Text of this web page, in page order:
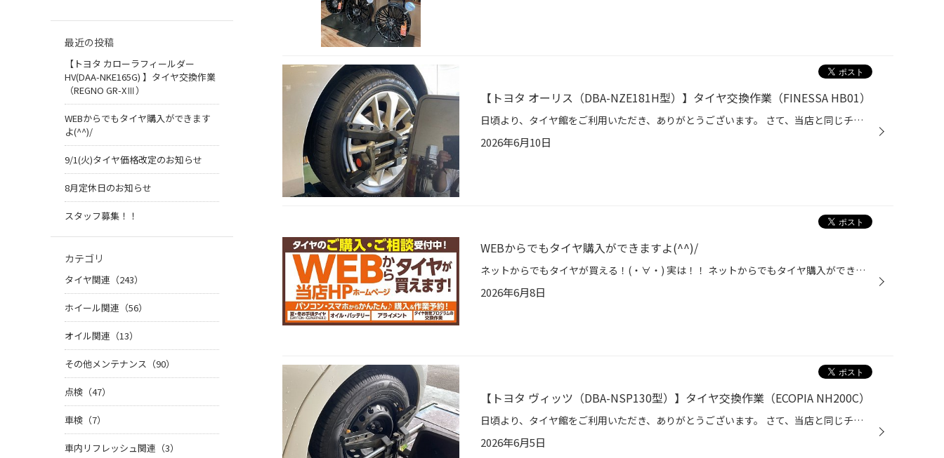
【トヨタ オーリス（DBA-NZE181H型）】タイヤ交換作業（FINESSA HB01）
日頃より、タイヤ館をご利用いただき、ありがとうございます。 さて、当店と同じチェーン店の近隣タイヤ館店舗で作業いたしましたタイヤ交換をご紹介します。 （WEB掲載をご快諾いただきましたお客様！大変感謝しております。 いつもご愛顧いただき誠にありがとうございます！！） おクルマ：トヨタ...
2026年6月10日
WEBからでもタイヤ購入ができますよ(^^)/
ネットからでもタイヤが買える！(・∀・) 実は！！ ネットからでもタイヤ購入ができるのを ご存知ですかぁ？？(・∀・) 気になる方はぜひ読んで下さいね！！ WEBからの購入をお考えの方必見！ ①自身のタイヤサイズの確認！ ↓↓まずはタイヤサイズをチェック！！↓↓ ●タイヤの見方 (例) サイズ: 195/65R1...
2026年6月8日
【トヨタ ヴィッツ（DBA-NSP130型）】タイヤ交換作業（ECOPIA NH200C）
日頃より、タイヤ館をご利用いただき、ありがとうございます。 さて、当店と同じチェーン店の近隣タイヤ館店舗で作業いたしましたタイヤ交換をご紹介します。 （WEB掲載をご快諾いただきましたお客様！大変感謝しております。 いつもご愛顧いただき誠にありがとうございます！！） おクルマ：トヨタ...
2026年6月5日
最近の投稿
【トヨタ カローラフィールダー
HV(DAA-NKE165G) 】タイヤ交換作業
（REGNO GR-XⅢ）
WEBからでもタイヤ購入ができます
よ(^^)/
9/1(火)タイヤ価格改定のお知らせ
8月定休日のお知らせ
スタッフ募集！！
カテゴリ
タイヤ関連（243）
ホイール関連（56）
オイル関連（13）
その他メンテナンス（90）
点検（47）
車検（7）
車内リフレッシュ関連（3）